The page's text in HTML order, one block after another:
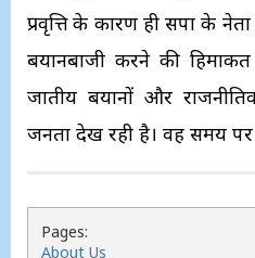
प्रवृत्ति के कारण ही सपा के
बयानबाजी करने की
जातीय बयानों और
जनता देख रही है। वह समय पर
Pages:
About Us